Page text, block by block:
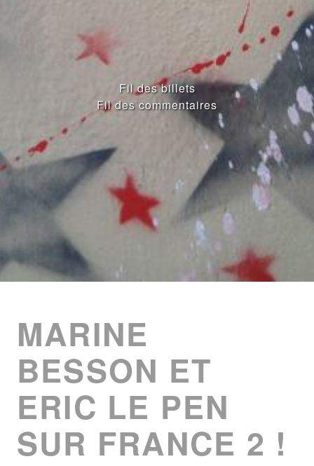
Fil des billets
Fil des commentaires
MARINE
BESSON ET
ERIC LE PEN
SUR FRANCE 2 !